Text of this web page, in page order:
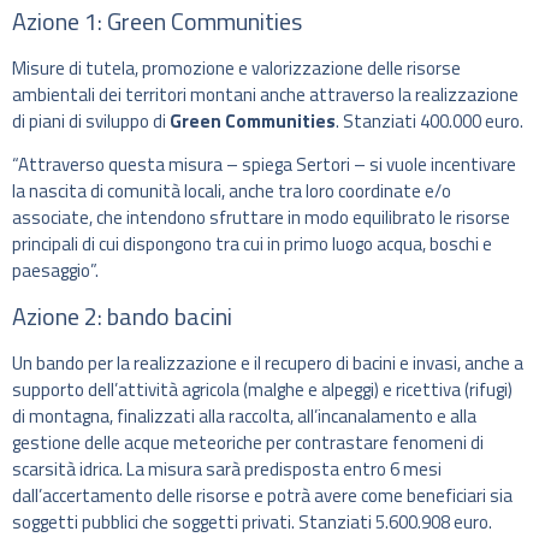
Azione 1: Green Communities
Misure di tutela, promozione e valorizzazione delle risorse
ambientali dei territori montani anche attraverso la realizzazione
di piani di sviluppo di Green Communities. Stanziati 400.000 euro.
“Attraverso questa misura – spiega Sertori – si vuole incentivare
la nascita di comunità locali, anche tra loro coordinate e/o
associate, che intendono sfruttare in modo equilibrato le risorse
principali di cui dispongono tra cui in primo luogo acqua, boschi e
paesaggio”.
Azione 2: bando bacini
Un bando per la realizzazione e il recupero di bacini e invasi, anche a
supporto dell’attività agricola (malghe e alpeggi) e ricettiva (rifugi)
di montagna, finalizzati alla raccolta, all’incanalamento e alla
gestione delle acque meteoriche per contrastare fenomeni di
scarsità idrica. La misura sarà predisposta entro 6 mesi
dall’accertamento delle risorse e potrà avere come beneficiari sia
soggetti pubblici che soggetti privati. Stanziati 5.600.908 euro.